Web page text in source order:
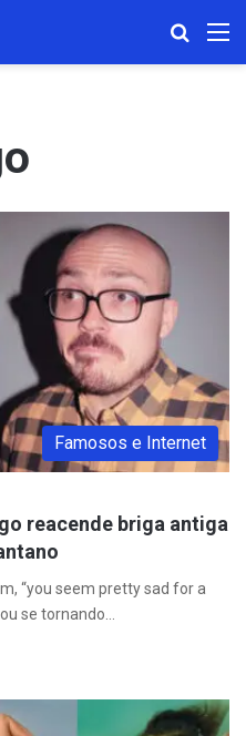
Famosos e Internet
reacende briga antiga
“you seem pretty sad for a
se tornando…